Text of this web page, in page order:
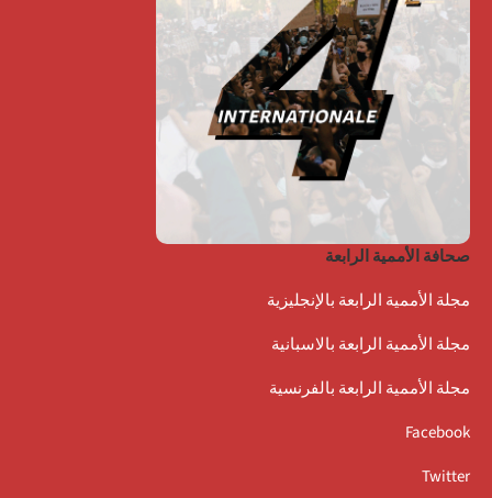
صحافة الأممية الرابعة
مجلة الأممية الرابعة بالإنجليزية
مجلة الأممية الرابعة بالاسبانية
مجلة الأممية الرابعة بالفرنسية
Facebook
Twitter